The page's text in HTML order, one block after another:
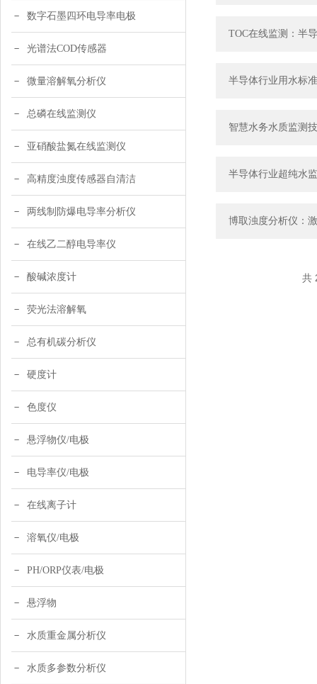
数字石墨四环电导率电极
光谱法COD传感器
微量溶解氧分析仪
总磷在线监测仪
亚硝酸盐氮在线监测仪
高精度浊度传感器自清洁
两线制防爆电导率分析仪
在线乙二醇电导率仪
酸碱浓度计
荧光法溶解氧
总有机碳分析仪
硬度计
色度仪
悬浮物仪/电极
电导率仪/电极
在线离子计
溶氧仪/电极
PH/ORP仪表/电极
悬浮物
水质重金属分析仪
水质多参数分析仪
TOC在线监测：半
半导体行业用水标
智慧水务水质监测
半导体行业超纯水
博取浊度分析仪：
共